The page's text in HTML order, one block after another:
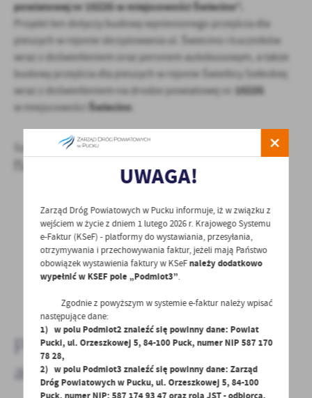
powiatowej nr 1522G w miejscowości Świecino”.
Projekt ten dotyczy budowy wyniesionego przejścia dla
pieszych w rejonie skrzyżowania ul. Świecino i Łuczników
wraz z doświetleniem oraz peronem autobusowym, a także
budowy przejścia dla pieszych w rejonie Świetlicy Sołeckiej
wraz z doświetleniem na drodze powiatowej nr 1522G
w miejscowości Świecino
Szczegóły dostępne pod linkiem:
POWRÓT UDOSTĘPNIJ
POPRZEDNI NASTĘPNY
Pozostałe
aktualności
UWAGA!
Zarząd Dróg Powiatowych w Pucku informuje, iż w związku z
wejściem w życie z dniem 1 lutego 2026 r. Krajowego Systemu
e-Faktur (KSeF) - platformy do wystawiania, przesyłania,
otrzymywania i przechowywania faktur, jeżeli mają Państwo
obowiązek wystawienia faktury w KSeFnależy dodatkowo
wypełnić w KSEF pole „Podmiot3”.
Zgodnie z powyższym w systemie e-faktur należy wpisać
następujące dane:
1) w polu Podmiot2 znaleźć się powinny dane: Powiat
Pucki, ul. Orzeszkowej 5, 84-100 Puck, numer NIP 587 170
78 28,
2) w polu Podmiot3 znaleźć się powinny dane: Zarząd
Dróg Powiatowych w Pucku, ul. Orzeszkowej 5, 84-100